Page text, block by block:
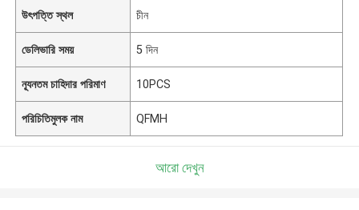
উৎপত্তি স্থল চীন
ডেলিভারি সময় 5 দিন
ন্যূনতম চাহিদার পরিমাণ 10PCS
পরিচিতিমুলক নাম QFMH
আরো দেখুন